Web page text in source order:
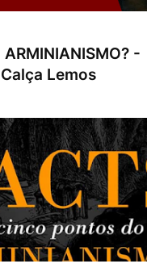
ARMINIANISMO? -
Lemos